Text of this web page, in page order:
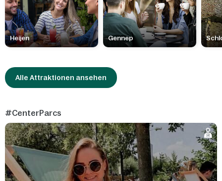
Heijen Gennep
Alle Attraktionen ansehen
#CenterParcs